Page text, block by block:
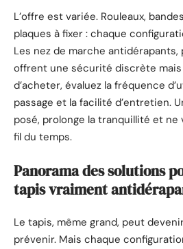
L’offre est variée. Rouleaux,
plaques à fixer : chaque
Les nez de marche antidérapants,
offrent une sécurité discrète mais
d’acheter, évaluez la fréquence
passage et la facilité d’entretien.
posé, prolonge la tranquillité et ne
fil du temps.
Panorama des solutions
tapis vraiment
Le tapis, même grand, peut
prévenir. Mais chaque